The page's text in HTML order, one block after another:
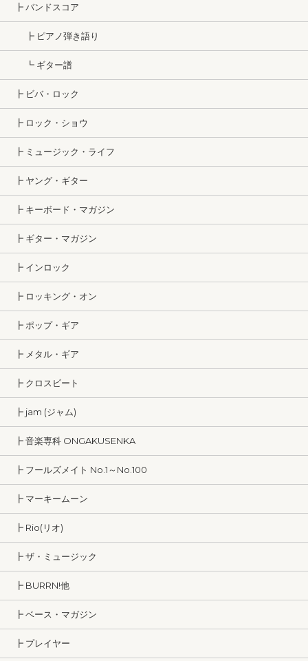
┣ バンドスコア
┣ ピアノ弾き語り
┗ ギター譜
┣ ビバ・ロック
┣ ロック・ショウ
┣ ミュージック・ライフ
┣ ヤング・ギター
┣ キーボード・マガジン
┣ ギター・マガジン
┣ インロック
┣ ロッキング・オン
┣ ポップ・ギア
┣ メタル・ギア
┣ クロスビート
┣ jam (ジャム)
┣ 音楽専科 ONGAKUSENKA
┣ フールズメイト No.1～No.100
┣ マーキームーン
┣ Rio(リオ)
┣ ザ・ミュージック
┣ BURRN!他
┣ ベース・マガジン
┣ プレイヤー